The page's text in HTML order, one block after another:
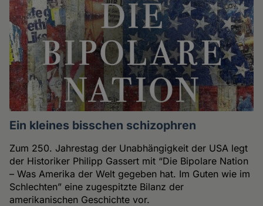
Ein kleines bisschen schizophren
Zum 250. Jahrestag der Unabhängigkeit der USA legt
der Historiker Philipp Gassert mit “Die Bipolare Nation
– Was Amerika der Welt gegeben hat. Im Guten wie im
Schlechten” eine zugespitzte Bilanz der
amerikanischen Geschichte vor.